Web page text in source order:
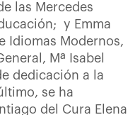
las Mercedes
y Emma
Idiomas Modernos,
Mª Isabel
dedicación a la
se ha
del Cura Elena